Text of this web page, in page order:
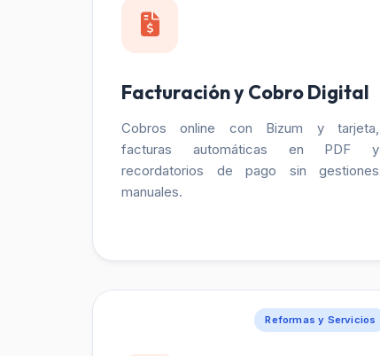
Facturación y Cobro Digital
Cobros online con Bizum y tarjeta,
facturas automáticas en PDF y
recordatorios de pago sin gestiones
manuales.
Reformas y Servicios